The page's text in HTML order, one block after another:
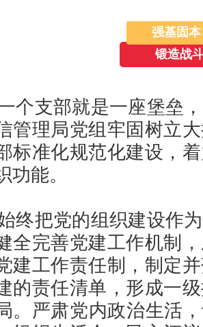
强基固本
锻造战
个支部就是一座堡垒
管理局党组牢固树立
标准化规范化建设，
功能。
终把党的组织建设作
全完善党建工作机制
建工作责任制，制定
的责任清单，形成一
。严肃党内政治生活